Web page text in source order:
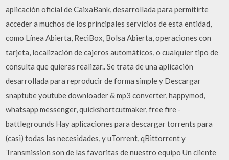
aplicación oficial de CaixaBank, desarrollada para permitirte
acceder a muchos de los principales servicios de esta entidad,
como Línea Abierta, ReciBox, Bolsa Abierta, operaciones con
tarjeta, localización de cajeros automáticos, o cualquier tipo de
consulta que quieras realizar.. Se trata de una aplicación
desarrollada para reproducir de forma simple y Descargar
snaptube youtube downloader & mp3 converter, happymod,
whatsapp messenger, quickshortcutmaker, free fire -
battlegrounds Hay aplicaciones para descargar torrents para
(casi) todas las necesidades, y uTorrent, qBittorrent y
Transmission son de las favoritas de nuestro equipo Un cliente